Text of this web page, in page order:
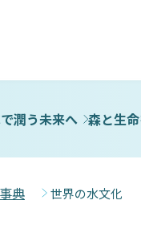
潤う未来へ 森と生
典 世界の水文化